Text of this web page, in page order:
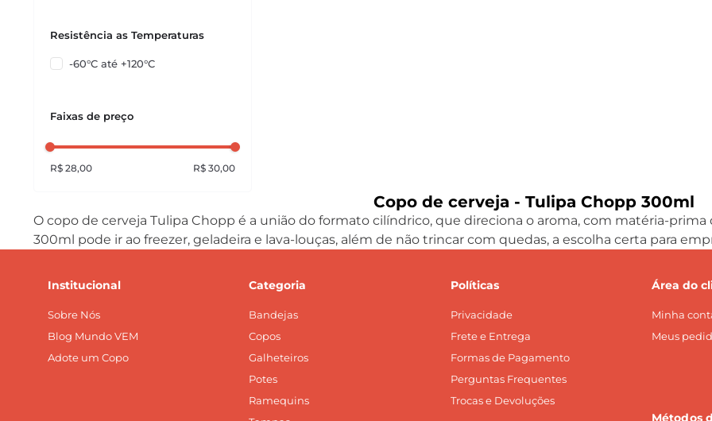
Resistência as Temperaturas
-60°C até +120°C
Faixas de preço
R$ 28,00 R$ 30,00
Copo de cerveja - Tulipa Chopp 300ml
O copo de cerveja Tulipa Chopp é a união do formato cilíndrico, que direciona o aroma, com matéria-
300ml pode ir ao freezer, geladeira e lava-louças, além de não trincar com quedas, a escolha certa para
Institucional
Sobre Nós
Blog Mundo VEM
Adote um Copo
Categoria
Bandejas
Copos
Galheteiros
Potes
Ramequins
Políticas
Privacidade
Frete e Entrega
Formas de Pagamento
Perguntas Frequentes
Trocas e Devoluções
Área do
Minha
Meus
Métodos